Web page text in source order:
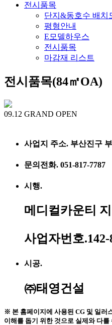
전시품목
단지&동호수 배치
평형안내
E모델하우스
전시품목
마감재 리스트
전시품목(84㎡OA)
09.12 GRAND OPEN
사업지 주소. 부산진구
문의전화. 051-817-7787
시행.
메디컬카운티
사업자번호.142-
시공.
㈜태영건설
※ 본 홈페이지에 사용된 CG 및 일러
이해를 돕기 위한 것으로 실제와 다를